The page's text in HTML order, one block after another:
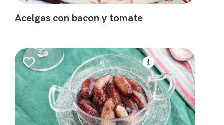
Acelgas con bacon y tomate